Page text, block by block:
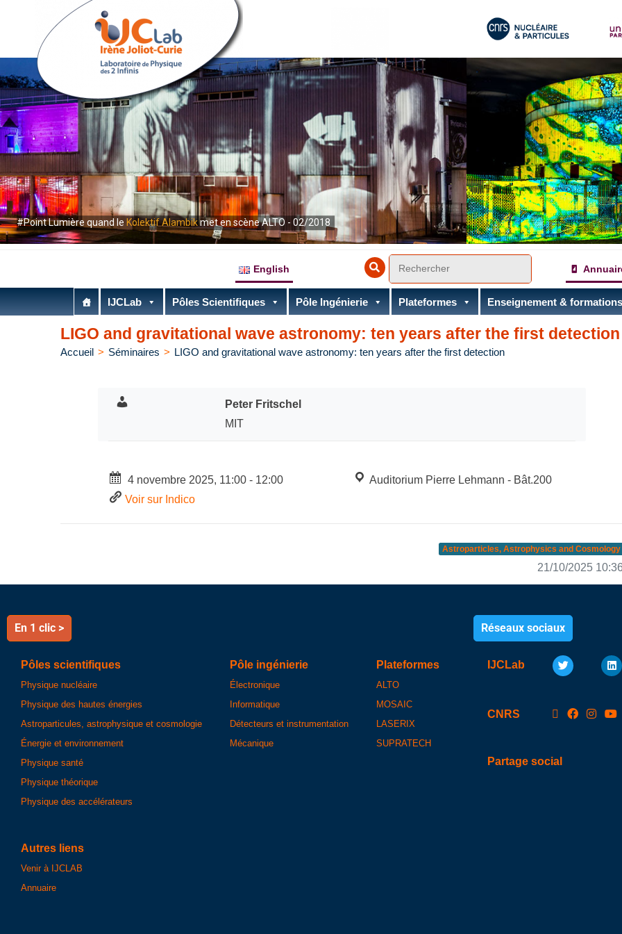
#Point Lumière quand le Kolektif Alambikmet en scène ALTO - 02/2018
English
IJCLab Pôles Scientifiques Pôle Ingénierie Plateformes Enseignement & formations
LIGO and gravitational wave astronomy: ten years after the first detection
Accueil > Séminaires > LIGO and gravitational wave astronomy: ten years after the first detection
Peter Fritschel
MIT
4 novembre 2025, 11:00 - 12:00
Voir sur Indico
Auditorium Pierre Lehmann - Bât.200
Astroparticles, Astrophysics and Cosmology
21/10/2025
En 1 clic >
Pôles scientifiques
Physique nucléaire
Physique des hautes énergies
Astroparticules, astrophysique et cosmologie
Énergie et environnement
Physique santé
Physique théorique
Physique des accélérateurs
Pôle ingénierie
Électronique
Informatique
Détecteurs et instrumentation
Mécanique
Plateformes
ALTO
MOSAIC
LASERIX
SUPRATECH
Autres liens
Venir à IJCLAB
Annuaire
Réseaux sociaux
IJCLab
CNRS
Partage social